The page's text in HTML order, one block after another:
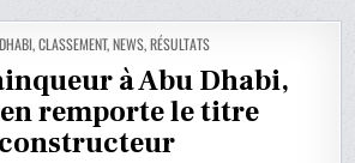
,CLASSEMENT,NEWS,RÉSULTATS
à Abu Dhabi,
remporte le titre
constructeur